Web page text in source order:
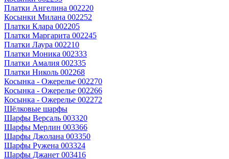
Платки Ангелина 002220
Косынки Милана 002252
Платки Клара 002205
Платки Маргарита 002245
Платки Лаура 002210
Платки Моника 002333
Платки Амалия 002335
Платки Николь 002268
Косынка - Ожерелье 002270
Косынка - Ожерелье 002266
Косынка - Ожерелье 002272
Шёлковые шарфы
Шарфы Версаль 003320
Шарфы Мерлин 003366
Шарфы Джолана 003350
Шарфы Ружена 003324
Шарфы Джанет 003416